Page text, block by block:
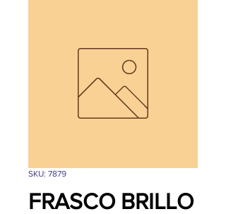
SKU: 7879
FRASCO BRILLO